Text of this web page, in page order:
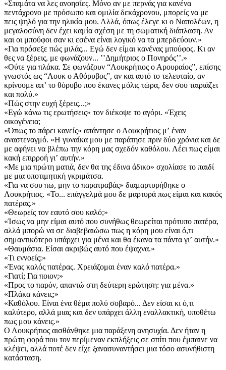
«Σταμάτα να λες ανοησίες. Μόνο αν με περνάς για κανένα
πεντάχρονο με πρόσωπο και ομιλία δεκάχρονου, μπορείς να με
πεις ψηλό για την ηλικία μου. Αλλά, όπως έλεγε κι ο Ναπολέων, η
μεγαλοσύνη δεν έχει καμία σχέση με τη σωματική διάπλαση. Αν
και οι μπούφοι σαν κι εσένα είναι λογικό να τα μπερδεύουν.»
«Για πρόσεξε πώς μιλάς... Εγώ δεν είμαι κανένας μπούφος. Κι αν
θες να ξέρεις, με φωνάζουν... ʽʽΔημήτριος ο Πονηρόςʼʼ.»
«Ούτε για πλάκα. Σε φωνάζουν “Λουκρήτιος ο Αρουραίος”, επίσης
γνωστός ως “Λουκ ο Αθόρυβος”, αν και αυτό το τελευταίο, αν
κρίνουμε απʼ το θόρυβο που έκανες μόλις τώρα, δεν σου ταιριάζει
και πολύ.»
«Πώς στην ευχή ξέρεις...;»
«Εγώ κάνω τις ερωτήσεις» τον διέκοψε το αγόρι. «Έχεις
οικογένεια;
«Όπως το πάρει κανείς» απάντησε ο Λουκρήτιος μʼ έναν
αναστεναγμό. «Η γυναίκα μου με παράτησε πριν δύο χρόνια και δε
με αφήνει να βλέπω την κόρη μας σχεδόν καθόλου. Λέει πως είμαι
κακή επιρροή γιʼ αυτήν.»
«Με μια πρώτη ματιά, δεν θα της έδινα άδικο» σχολίασε το παιδί
με μια υποτιμητική γκριμάτσα.
«Για να σου πω, μην το παρατραβάς» διαμαρτυρήθηκε ο
Λουκρήτιος. «Το... επάγγελμά μου δε μαρτυρά πως είμαι και κακός
πατέρας.»
«Θεωρείς τον εαυτό σου καλό;»
«Ίσως να μην είμαι αυτό που συνήθως θεωρείται πρότυπο πατέρα,
αλλά μπορώ να σε διαβεβαιώσω πως η κόρη μου είναι ό,τι
σημαντικότερο υπάρχει για μένα και θα έκανα τα πάντα γιʼ αυτήν.»
«Θαυμάσια. Είσαι ακριβώς αυτό που έψαχνα.»
«Τι εννοείς;»
«Ένας καλός πατέρας. Χρειάζομαι έναν καλό πατέρα.»
«Γιατί; Για ποιον;»
«Προς το παρόν, απαντώ στη δεύτερη ερώτηση: για μένα.»
«Πλάκα κάνεις;»
«Καθόλου. Είναι ένα θέμα πολύ σοβαρό... Δεν είσαι κι ό,τι
καλύτερο, αλλά μιας και δεν υπάρχει άλλη εναλλακτική, υποθέτω
πως μου κάνεις.»
Ο Λουκρήτιος αισθάνθηκε μια παράξενη ανησυχία. Δεν ήταν η
πρώτη φορά που τον περίμεναν εκπλήξεις σε σπίτι που έμπαινε να
κλέψει, αλλά ποτέ δεν είχε ξανασυναντήσει μια τόσο ασυνήθιστη
κατάσταση.